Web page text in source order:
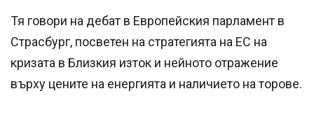
Тя говори на дебат в Европейския парламент в
Страсбург, посветен на стратегията на ЕС на
кризата в Близкия изток и нейното отражение
върху цените на енергията и наличието на торове.